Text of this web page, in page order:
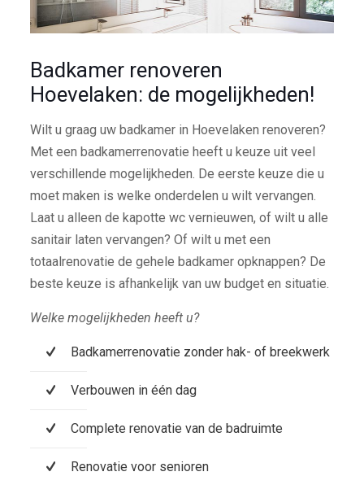
Badkamer renoveren
Hoevelaken: de mogelijkheden!
Wilt u graag uw badkamer in Hoevelaken renoveren?
Met een badkamerrenovatie heeft u keuze uit veel
verschillende mogelijkheden. De eerste keuze die u
moet maken is welke onderdelen u wilt vervangen.
Laat u alleen de kapotte wc vernieuwen, of wilt u alle
sanitair laten vervangen? Of wilt u met een
totaalrenovatie de gehele badkamer opknappen? De
beste keuze is afhankelijk van uw budget en situatie.
Welke mogelijkheden heeft u?
Badkamerrenovatie zonder hak- of breekwerk
Verbouwen in één dag
Complete renovatie van de badruimte
Renovatie voor senioren